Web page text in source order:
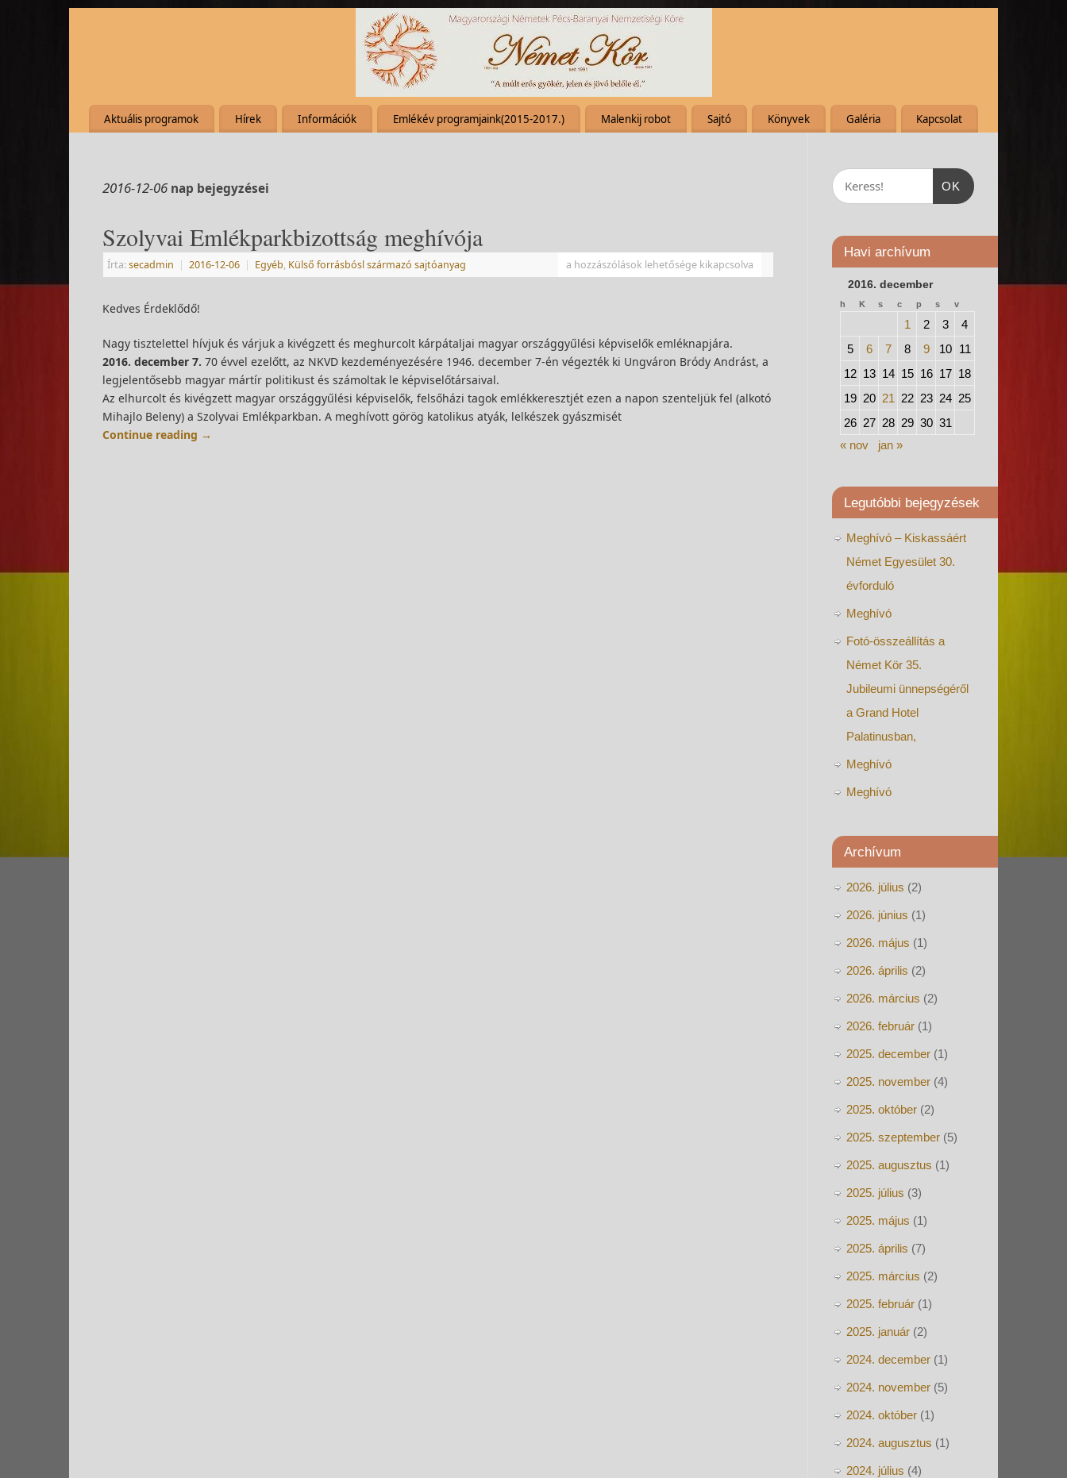
Aktuális programok Hírek Információk Emlékév programjaink(2015-2017.) Malenkij robot Sajtó Könyvek Galéria Kapcsolat
2016-12-06 nap bejegyzései
Szolyvai Emlékparkbizottság meghívója
Írta:secadmin | 2016-12-06 | Egyéb, Külső forrásbósl származó sajtóanyag a hozzászólások lehetősége kikapcsolva
Kedves Érdeklődő!
Nagy tisztelettel hívjuk és várjuk a kivégzett és meghurcolt kárpátaljai magyar országgyűlési képviselők emléknapjára.
2016. december 7. 70 évvel ezelőtt, az NKVD kezdeményezésére 1946. december 7-én végezték ki Ungváron Bródy Andrást, a
legjelentősebb magyar mártír politikust és számoltak le képviselőtársaival.
Az elhurcolt és kivégzett magyar országgyűlési képviselők, felsőházi tagok emlékkeresztjét ezen a napon szenteljük fel (alkotó
Mihajlo Beleny) a Szolyvai Emlékparkban. A meghívott görög katolikus atyák, lelkészek gyászmisét
Continue reading →
OK
Havi archívum
2016. december
h K s c p s v
1 2 3
4
5
6 7 8 9 10
11
12 13 14 15 16 17 18
19 20 21 22 23 24 25
26 27 28 29 30 31
« nov
jan »
Legutóbbi bejegyzések
Meghívó – Kiskassáért
Német Egyesület 30.
évforduló
Meghívó
Fotó-összeállítás a
Német Kör 35.
Jubileumi ünnepségéről
a Grand Hotel
Palatinusban,
Meghívó
Meghívó
Archívum
2026. július (2)
2026. június (1)
2026. május (1)
2026. április (2)
2026. március (2)
2026. február (1)
2025. december (1)
2025. november (4)
2025. október (2)
2025. szeptember (5)
2025. augusztus (1)
2025. július (3)
2025. május (1)
2025. április (7)
2025. március (2)
2025. február (1)
2025. január (2)
2024. december (1)
2024. november (5)
2024. október (1)
2024. augusztus (1)
2024. július (4)